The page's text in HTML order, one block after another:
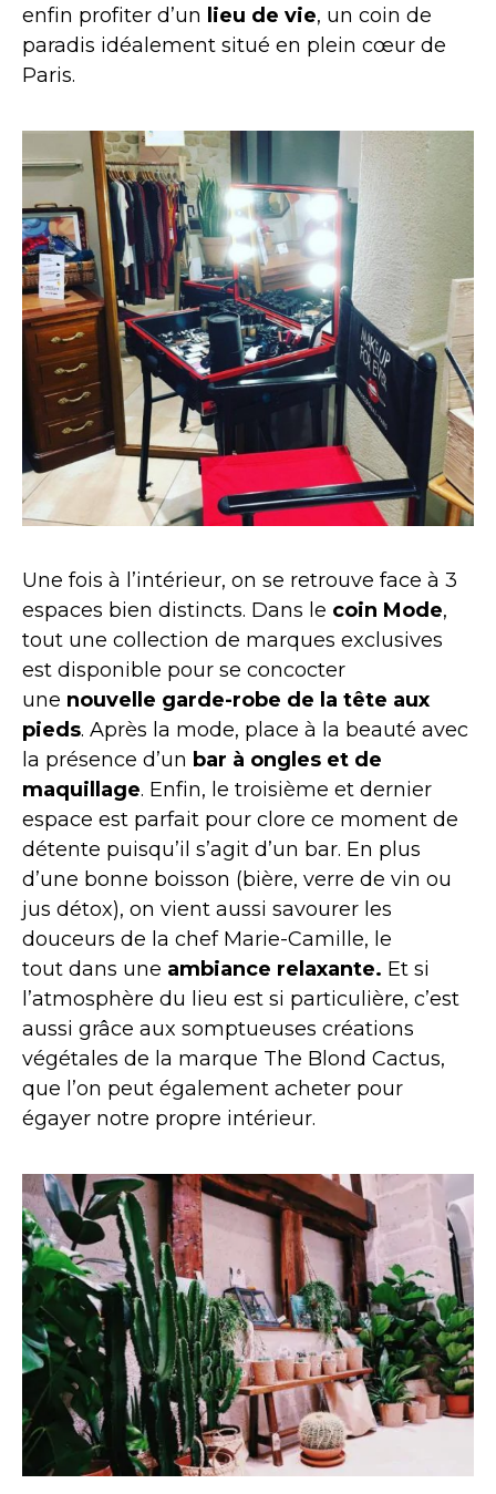
enfin profiter d’un lieu de vie, un coin de
paradis idéalement situé en plein cœur de
Paris.
Une fois à l’intérieur, on se retrouve face à 3
espaces bien distincts. Dans le coin Mode,
tout une collection de marques exclusives
est disponible pour se concocter
une nouvelle garde-robe de la tête aux
pieds. Après la mode, place à la beauté avec
la présence d’un bar à ongles et de
maquillage. Enfin, le troisième et dernier
espace est parfait pour clore ce moment de
détente puisqu’il s’agit d’un bar. En plus
d’une bonne boisson (bière, verre de vin ou
jus détox), on vient aussi savourer les
douceurs de la chef Marie-Camille, le
tout dans une ambiance relaxante. Et si
l’atmosphère du lieu est si particulière, c’est
aussi grâce aux somptueuses créations
végétales de la marque The Blond Cactus,
que l’on peut également acheter pour
égayer notre propre intérieur.